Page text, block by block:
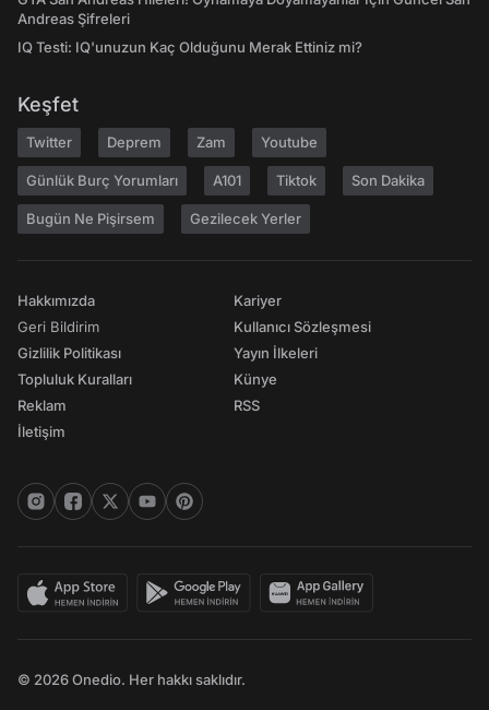
Andreas Şifreleri
IQ Testi: IQ'unuzun Kaç Olduğunu Merak Ettiniz mi?
Keşfet
Twitter Deprem Zam Youtube
Günlük Burç Yorumları A101 Tiktok Son Dakika
Bugün Ne Pişirsem Gezilecek Yerler
Hakkımızda
Geri Bildirim
Gizlilik Politikası
Topluluk Kuralları
Reklam
İletişim
Kariyer
Kullanıcı Sözleşmesi
Yayın İlkeleri
Künye
RSS
© 2026 Onedio. Her hakkı saklıdır.